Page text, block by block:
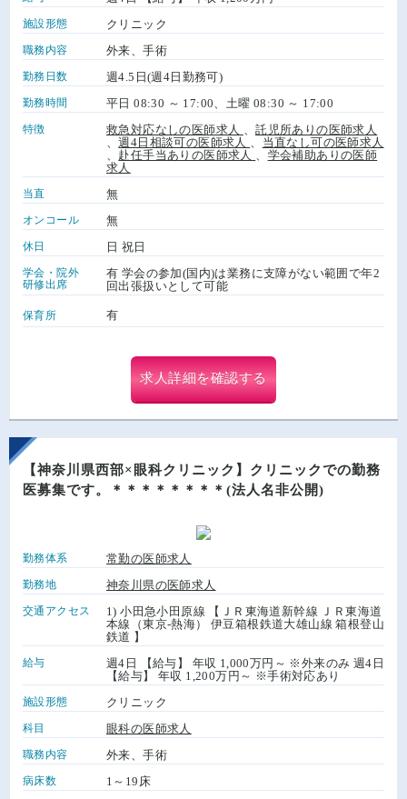
施設形態 クリニック
職務内容 外来、手術
勤務日数 週4.5日(週4日勤務可)
勤務時間 平日 08:30 ～ 17:00、土曜 08:30 ～ 17:00
特徴 救急対応なしの医師求人 、託児所ありの医師求人
、週4日相談可の医師求人
当直なし可の医師求人
赴任手当ありの医師求人
学会補助ありの医師
求人
当直 無
オンコール 無
休日 日 祝日
学会・院外
研修出席
有 学会の参加(国内)は業務に支障がない範囲で年2
回出張扱いとして可能
保育所 有
求人詳細を確認する
【神奈川県西部×眼科クリニック】クリニックでの勤務
医募集です。＊＊＊＊＊＊＊＊(法人名非公開)
勤務体系 常勤の医師求人
勤務地 神奈川県の医師求人
交通アクセス
1) 小田急小田原線 【ＪＲ東海道新幹線 ＪＲ東海道
本線（東京-熱海） 伊豆箱根鉄道大雄山線 箱根登山
鉄道 】
給与
週4日 【給与】 年収 1,000万円～ ※外来のみ 週4日
【給与】 年収 1,200万円～ ※手術対応あり
施設形態 クリニック
科目 眼科の医師求人
職務内容 外来、手術
病床数 1～19床